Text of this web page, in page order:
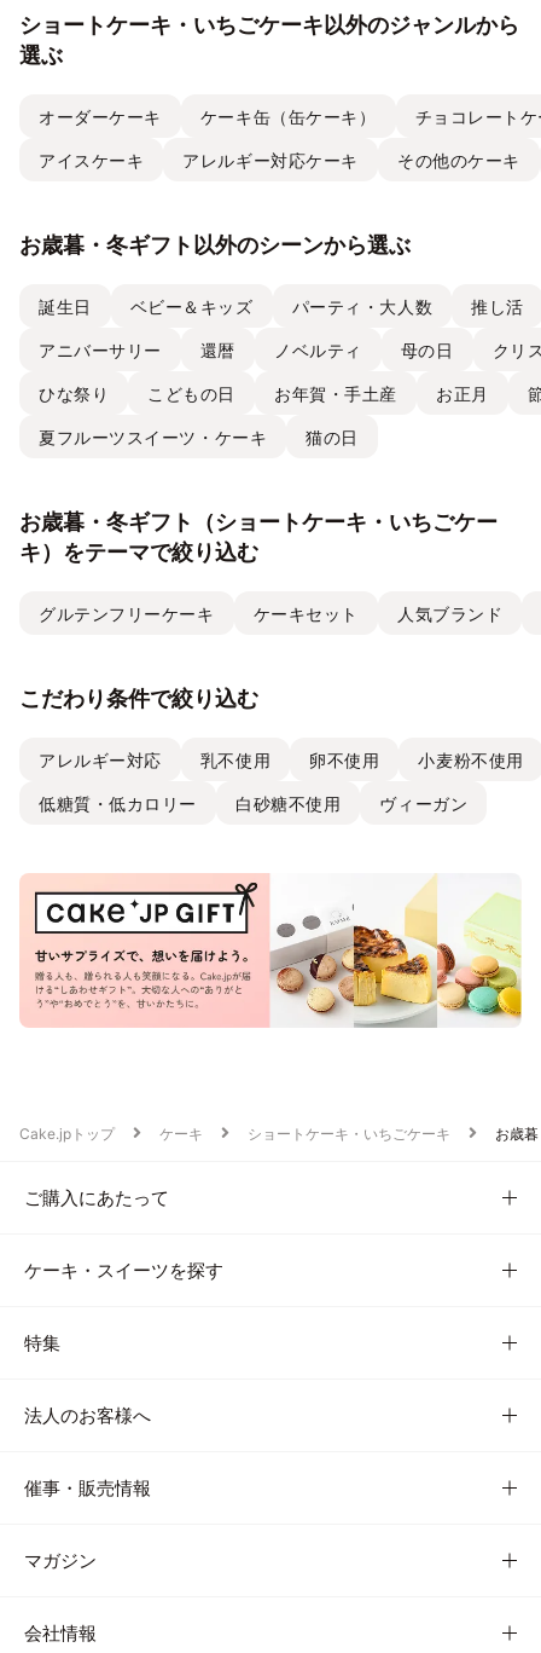
ショートケーキ・いちごケーキ以外のジャンルから
選ぶ
オーダーケーキ ケーキ缶（缶ケーキ） チョコレート
アイスケーキ アレルギー対応ケーキ その他のケーキ
お歳暮・冬ギフト以外のシーンから選ぶ
誕生日 ベビー＆キッズ パーティ・大人数 推し活
アニバーサリー 還暦 ノベルティ 母の日 クリ
ひな祭り こどもの日 お年賀・手土産 お正月
夏フルーツスイーツ・ケーキ 猫の日
お歳暮・冬ギフト（ショートケーキ・いちごケー
キ）をテーマで絞り込む
グルテンフリーケーキ ケーキセット 人気ブランド
こだわり条件で絞り込む
アレルギー対応 乳不使用 卵不使用 小麦粉不使用
低糖質・低カロリー 白砂糖不使用 ヴィーガン
Cake.jpトップ ケーキ ショートケーキ・いちごケーキ お歳
ご購入にあたって
ケーキ・スイーツを探す
特集
法人のお客様へ
催事・販売情報
マガジン
会社情報